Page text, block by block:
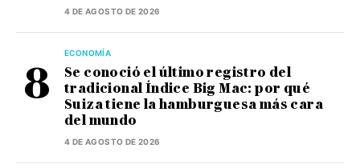
4 DE AGOSTO DE 2026
ECONOMÍA
Se conoció el último registro del
tradicional Índice Big Mac: por qué
Suiza tiene la hamburguesa más cara
del mundo
4 DE AGOSTO DE 2026